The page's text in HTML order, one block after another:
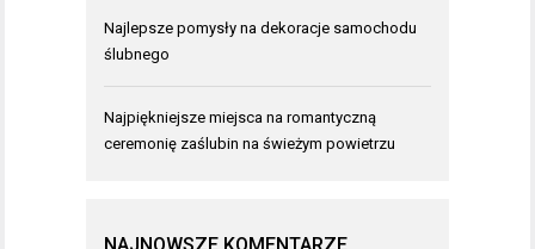
Najlepsze pomysły na dekoracje samochodu
ślubnego
Najpiękniejsze miejsca na romantyczną
ceremonię zaślubin na świeżym powietrzu
NAJNOWSZE KOMENTARZE